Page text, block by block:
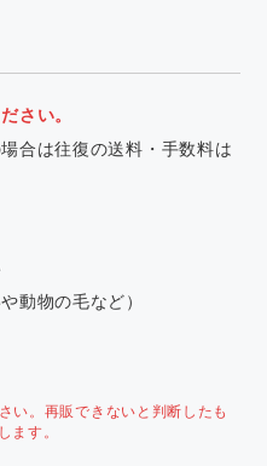
さい。
合は往復の送料・手数料は
動物の毛など）
い。再販できないと判断したも
ます。